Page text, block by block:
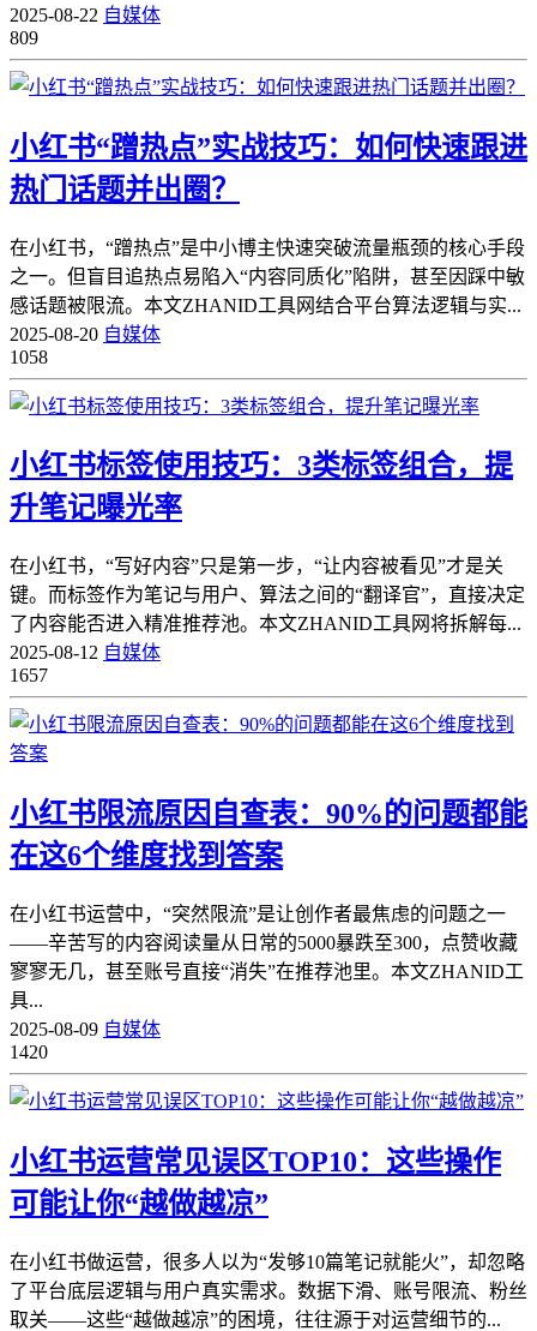
2025-08-22 自媒体
809
小红书“蹭热点”实战技巧：如何快速跟进
热门话题并出圈？
在小红书，“蹭热点”是中小博主快速突破流量瓶颈的核心手段
之一。但盲目追热点易陷入“内容同质化”陷阱，甚至因踩中敏
感话题被限流。本文ZHANID工具网结合平台算法逻辑与实...
2025-08-20 自媒体
1058
小红书标签使用技巧：3类标签组合，提
升笔记曝光率
在小红书，“写好内容”只是第一步，“让内容被看见”才是关
键。而标签作为笔记与用户、算法之间的“翻译官”，直接决定
了内容能否进入精准推荐池。本文ZHANID工具网将拆解每...
2025-08-12 自媒体
1657
小红书限流原因自查表：90%的问题都能
在这6个维度找到答案
在小红书运营中，“突然限流”是让创作者最焦虑的问题之一
——辛苦写的内容阅读量从日常的5000暴跌至300，点赞收藏
寥寥无几，甚至账号直接“消失”在推荐池里。本文ZHANID工
具...
2025-08-09 自媒体
1420
小红书运营常见误区TOP10：这些操作
可能让你“越做越凉”
在小红书做运营，很多人以为“发够10篇笔记就能火”，却忽略
了平台底层逻辑与用户真实需求。数据下滑、账号限流、粉丝
取关——这些“越做越凉”的困境，往往源于对运营细节的...